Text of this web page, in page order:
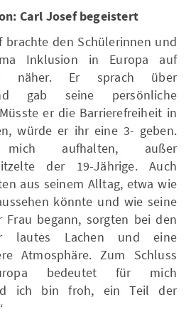
Carl Josef begeistert
brachte den Schülerinnen und
Inklusion in Europa auf
näher. Er sprach über
gab seine persönliche
er die Barrierefreiheit in
würde er ihr eine 3- geben.
aufhalten, außer
der 19-Jährige. Auch
aus seinem Alltag, etwa wie
könnte und wie seine
Frau begann, sorgten bei den
lautes Lachen und eine
Atmosphäre. Zum Schluss
bedeutet für mich
ich bin froh, ein Teil der